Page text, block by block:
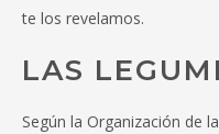
te los revelamos.
LAS
Según la Organización de